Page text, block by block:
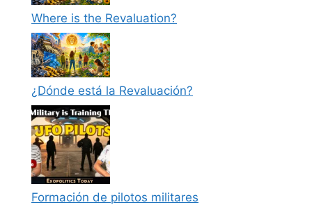
Where is the Revaluation?
¿Dónde está la Revaluación?
Formación de pilotos militares